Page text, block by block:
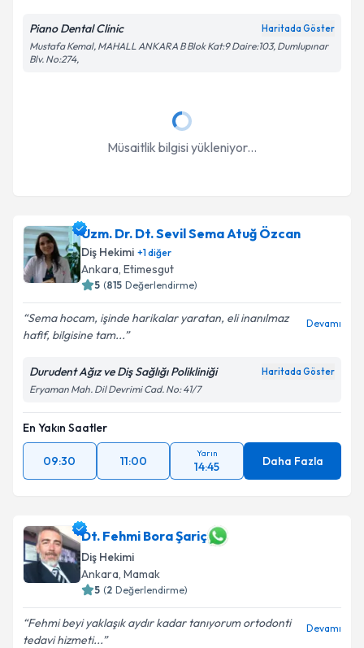
Piano Dental Clinic Haritada Göster
Mustafa Kemal, MAHALL ANKARA B Blok Kat:9 Daire:103, Dumlupınar
Blv. No:274,
Müsaitlik bilgisi yükleniyor...
Uzm. Dr. Dt. Sevil Sema Atuğ Özcan
Diş Hekimi +1diğer
Ankara, Etimesgut
5 (815 Değerlendirme)
Sema hocam, işinde harikalar yaratan, eli inanılmaz
hafif, bilgisine tam...
Devamı
Durudent Ağız ve Diş Sağlığı Polikliniği Haritada Göster
Eryaman Mah. Dil Devrimi Cad. No: 41/7
En Yakın Saatler
09:30 11:00
Yarın
14:45 Daha Fazla
Dt. Fehmi Bora Şariç
Diş Hekimi
Ankara, Mamak
5 (2 Değerlendirme)
Fehmi beyi yaklaşık aydır kadar tanıyorum ortodonti
tedavi hizmeti...
Devamı